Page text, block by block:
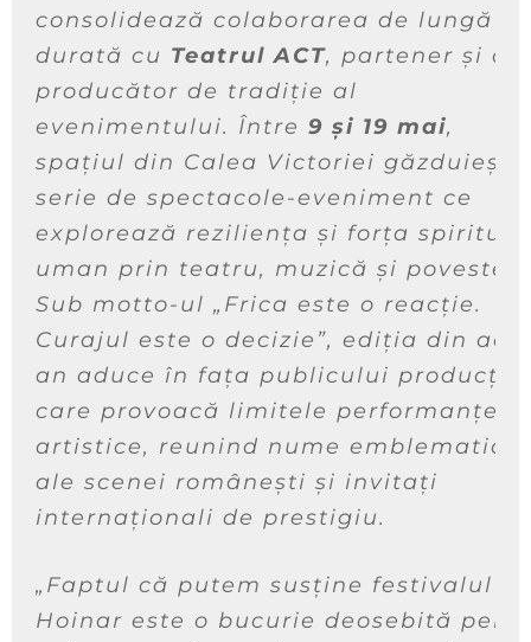
consolidează colaborarea de lungă
durată cu Teatrul ACT, partener și co-
producător de tradiție al
evenimentului. Între 9 și 19 mai,
spațiul din Calea Victoriei găzduiește
serie de spectacole-eveniment ce
explorează reziliența și forța
uman prin teatru, muzică și poveste.
Sub motto-ul „Frica este o reacție.
Curajul este o decizie”, ediția din
an aduce în fața publicului producții
care provoacă limitele performanței
artistice, reunind nume emblematice
ale scenei românești și invitați
internaționali de prestigiu.
„Faptul că putem susține festivalul
Hoinar este o bucurie deosebită